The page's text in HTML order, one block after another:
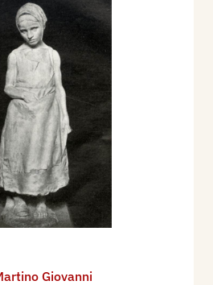
Biennale Partenopea,
Mostra Nazionale,
novembre - dicembre,
Gli scultori italiani, Dal
seconda edizione, volume
pp. 404/405
Nuovo Dizionario degli
e del primo
A-L, Adarte, p. 313
Giovanni